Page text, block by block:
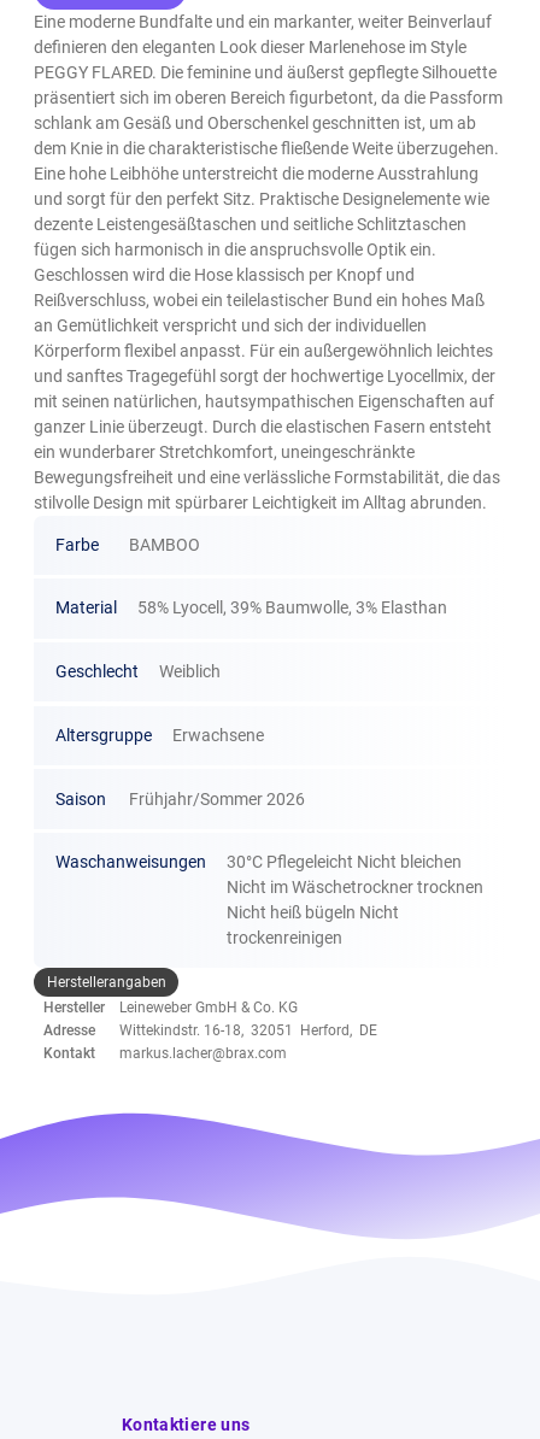
Eine moderne Bundfalte und ein markanter, weiter Beinverlauf
definieren den eleganten Look dieser Marlenehose im Style
PEGGY FLARED. Die feminine und äußerst gepflegte Silhouette
präsentiert sich im oberen Bereich figurbetont, da die Passform
schlank am Gesäß und Oberschenkel geschnitten ist, um ab
dem Knie in die charakteristische fließende Weite überzugehen.
Eine hohe Leibhöhe unterstreicht die moderne Ausstrahlung
und sorgt für den perfekt Sitz. Praktische Designelemente wie
dezente Leistengesäßtaschen und seitliche Schlitztaschen
fügen sich harmonisch in die anspruchsvolle Optik ein.
Geschlossen wird die Hose klassisch per Knopf und
Reißverschluss, wobei ein teilelastischer Bund ein hohes Maß
an Gemütlichkeit verspricht und sich der individuellen
Körperform flexibel anpasst. Für ein außergewöhnlich leichtes
und sanftes Tragegefühl sorgt der hochwertige Lyocellmix, der
mit seinen natürlichen, hautsympathischen Eigenschaften auf
ganzer Linie überzeugt. Durch die elastischen Fasern entsteht
ein wunderbarer Stretchkomfort, uneingeschränkte
Bewegungsfreiheit und eine verlässliche Formstabilität, die das
stilvolle Design mit spürbarer Leichtigkeit im Alltag abrunden.
Farbe BAMBOO
Material 58% Lyocell, 39% Baumwolle, 3% Elasthan
Geschlecht Weiblich
Altersgruppe Erwachsene
Saison Frühjahr/Sommer 2026
Waschanweisungen
30°C Pflegeleicht Nicht bleichen
Nicht im Wäschetrockner trocknen
Nicht heiß bügeln Nicht
trockenreinigen
Herstellerangaben
Hersteller
Leineweber GmbH & Co. KG
Adresse
Wittekindstr. 16-18, 32051 Herford, DE
Kontakt
markus.lacher@brax.com
Kontaktiere uns